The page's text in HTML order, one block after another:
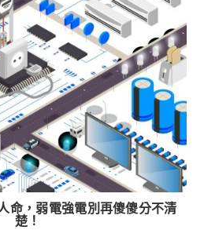
命，弱電強電別再傻傻分不清
楚！